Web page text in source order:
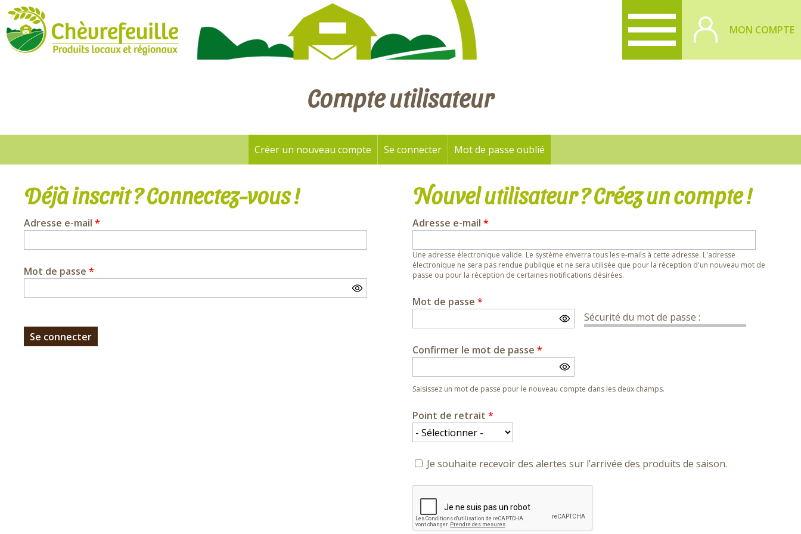
MON COMPTE
Compte utilisateur
Onglets
principaux
Créer un nouveau compte Se connecter (onglet actif)
Mot de passe oublié
Déjà inscrit ? Connectez-vous !
Adresse e-mail *
Mot de passe *
Nouvel utilisateur ? Créez un compte !
Adresse e-mail *
Une adresse électronique valide. Le système enverra tous les e-mails à cette adresse. L'adresse
électronique ne sera pas rendue publique et ne sera utilisée que pour la réception d'un nouveau mot de
passe ou pour la réception de certaines notifications désirées.
Mot de passe *
Sécurité du mot de passe :
Confirmer le mot de passe *
Saisissez un mot de passe pour le nouveau compte dans les deux champs.
Point de retrait *
Je souhaite recevoir des alertes sur l’arrivée des produits de saison.